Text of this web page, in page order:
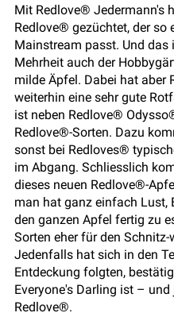
Mit Redlove® Jedermann's
Redlove® gezüchtet, der so
Mainstream passt. Und
Mehrheit auch der
milde Äpfel. Dabei hat aber
weiterhin eine sehr gute
ist neben Redlove®
Redlove®-Sorten. Dazu
sonst bei Redloves®
im Abgang. Schliesslich
dieses neuen Redlove®-
man hat ganz einfach Lust,
den ganzen Apfel fertig zu
Sorten eher für den
Jedenfalls hat sich in den
Entdeckung folgten,
Everyone's Darling ist –
Redlove®.